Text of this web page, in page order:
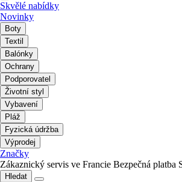
Skvělé nabídky
Novinky
Boty
Textil
Balónky
Ochrany
Podporovatel
Životní styl
Vybavení
Pláž
Fyzická údržba
Výprodej
Značky
Zákaznický servis ve Francie Bezpečná platba
Hledat